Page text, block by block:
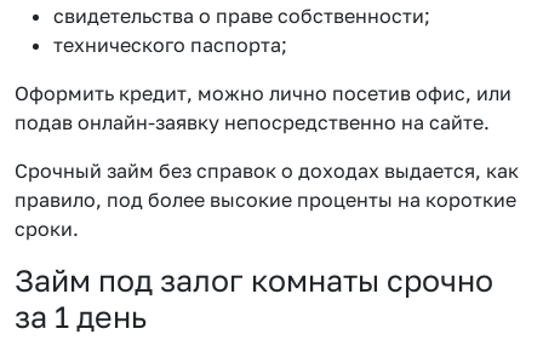
свидетельства о праве собственности;
технического паспорта;
Оформить кредит, можно лично посетив офис, или
подав онлайн-заявку непосредственно на сайте.
Срочный займ без справок о доходах выдается, как
правило, под более высокие проценты на короткие
сроки.
Займ под залог комнаты срочно
за 1 день